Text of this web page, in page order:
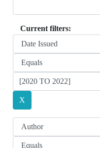
Current filters: